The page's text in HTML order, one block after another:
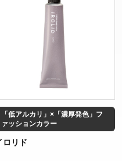
「低アルカリ」×「濃厚発色」フ
ァッションカラー
ロリド